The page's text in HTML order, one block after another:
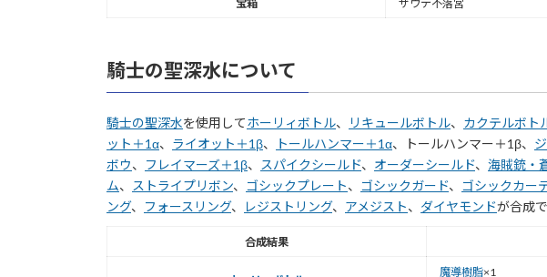
宝箱 ザウデ不落宮
騎士の聖深水について
騎士の聖深水を使用してホーリィボトル、 リキュールボトル、 カクテルボト
ット＋1α、 ライオット＋1β、 トールハンマー＋1α、トールハンマー＋1β、
ボウ、 フレイマーズ＋1β、 スパイクシールド、 オーダーシールド、 海賊銃・
ム、 ストライプリボン、 ゴシックプレート、 ゴシックガード、 ゴシックカー
ング、 フォースリング、 レジストリング、 アメジスト、 ダイヤモンドが合成で
合成結果
魔導樹脂×1